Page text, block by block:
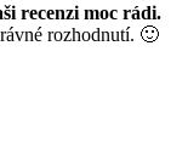
recenzi moc rádi.
rozhodnutí. 🙂